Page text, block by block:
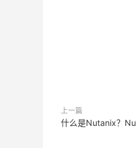
上一篇
什么是Nutanix？